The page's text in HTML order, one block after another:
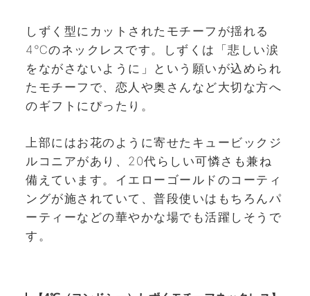
しずく型にカットされたモチーフが揺れる
4℃のネックレスです。しずくは「悲しい涙
をながさないように」という願いが込められ
たモチーフで、恋人や奥さんなど大切な方へ
のギフトにぴったり。
上部にはお花のように寄せたキュービックジ
ルコニアがあり、20代らしい可憐さも兼ね
備えています。イエローゴールドのコーティ
ングが施されていて、普段使いはもちろんパ
ーティーなどの華やかな場でも活躍しそうで
す。